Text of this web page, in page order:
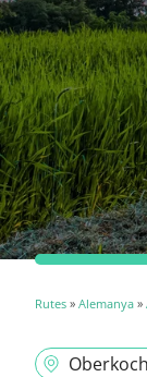
Rutes » Alemanya »